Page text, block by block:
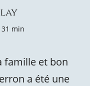
min
famille et bon
a été une